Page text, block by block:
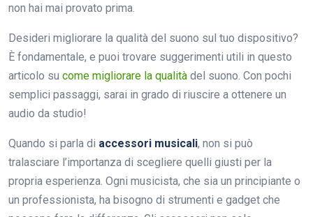
non hai mai provato prima.
Desideri migliorare la qualità del suono sul tuo dispositivo?
È fondamentale, e puoi trovare suggerimenti utili in questo
articolo su come migliorare la qualità del suono. Con pochi
semplici passaggi, sarai in grado di riuscire a ottenere un
audio da studio!
Quando si parla di accessori musicali, non si può
tralasciare l’importanza di scegliere quelli giusti per la
propria esperienza. Ogni musicista, che sia un principiante o
un professionista, ha bisogno di strumenti e gadget che